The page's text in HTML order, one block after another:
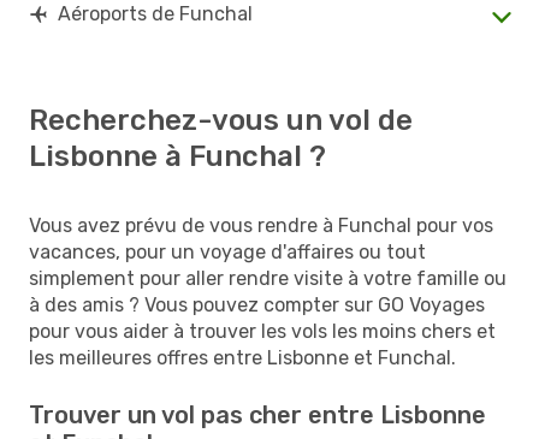
Aéroports de Funchal
Recherchez-vous un vol de
Lisbonne à Funchal ?
Vous avez prévu de vous rendre à Funchal pour vos
vacances, pour un voyage d'affaires ou tout
simplement pour aller rendre visite à votre famille ou
à des amis ? Vous pouvez compter sur GO Voyages
pour vous aider à trouver les vols les moins chers et
les meilleures offres entre Lisbonne et Funchal.
Trouver un vol pas cher entre Lisbonne